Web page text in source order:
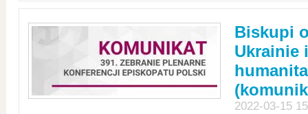
Biskupi
Ukrainie
2022-03-15